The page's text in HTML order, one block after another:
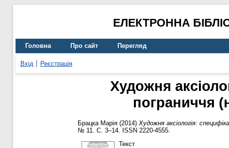
ЕЛЕКТРОННА
Головна Про сайт Перегляд
Вхід Реєстрація
Художня
пограниччя
Брацка Марія (2014) Художня аксіологія:
№ 11. С. 3–14. ISSN 2220-4555.
Текст